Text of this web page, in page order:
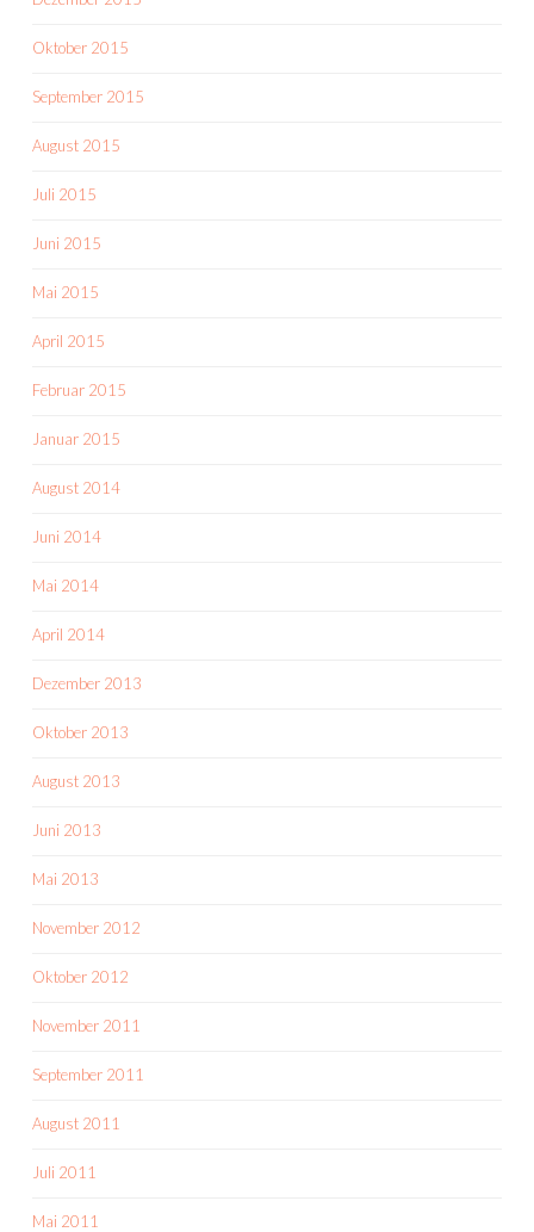
Oktober 2015
September 2015
August 2015
Juli 2015
Juni 2015
Mai 2015
April 2015
Februar 2015
Januar 2015
August 2014
Juni 2014
Mai 2014
April 2014
Dezember 2013
Oktober 2013
August 2013
Juni 2013
Mai 2013
November 2012
Oktober 2012
November 2011
September 2011
August 2011
Juli 2011
Mai 2011